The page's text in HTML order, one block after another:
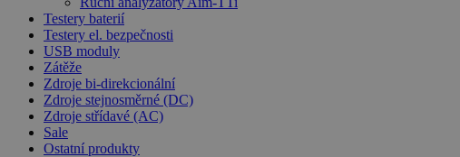
Testery baterií
Testery el. bezpečnosti
USB moduly
Zátěže
Zdroje bi-direkcionální
Zdroje stejnosměrné (DC)
Zdroje střídavé (AC)
Sale
Ostatní produkty